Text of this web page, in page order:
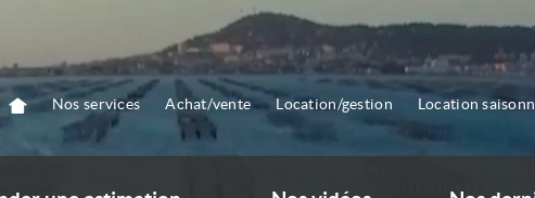
Nos services Achat/vente Location/gestion Location